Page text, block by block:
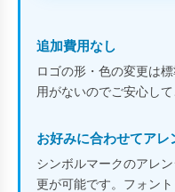
追加費用なし
ロゴの形・色の変更は
用がないのでご安心して
お好みに合わせてアレ
シンボルマークのアレ
更が可能です。フォン